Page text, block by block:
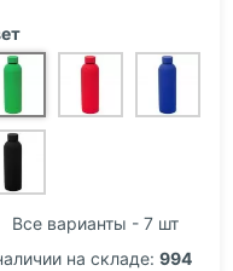
Все варианты - 7 шт
на складе: 994